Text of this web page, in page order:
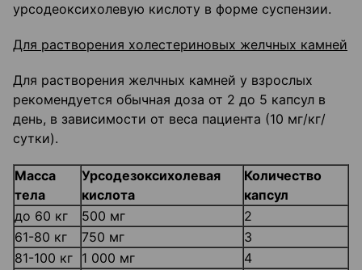
урсодеоксихолевую кислоту в форме суспензии.
Для растворения холестериновых желчных камней
Для растворения желчных камней у взрослых
рекомендуется обычная доза от 2 до 5 капсул в
день, в зависимости от веса пациента (10 мг/кг/
сутки).
Масса
тела
Урсодезоксихолевая
кислота
Количество
капсул
до 60 кг
500 мг
2
61-80 кг
750 мг
3
81-100 кг 1 000 мг
4